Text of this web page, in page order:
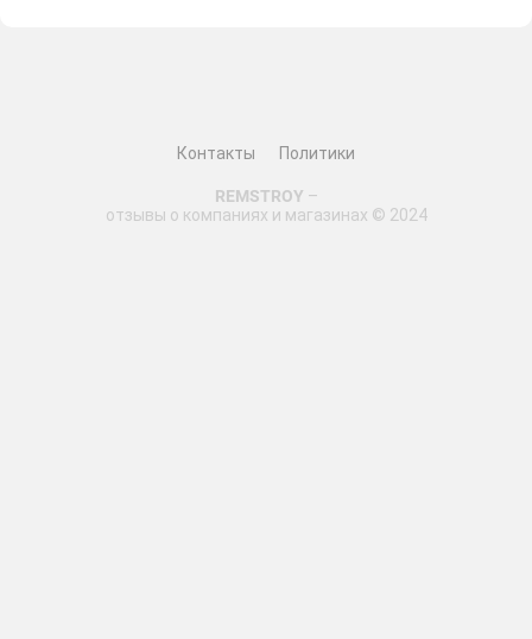
Контакты Политики
REMSTROY –
отзывы о компаниях и магазинах © 2024